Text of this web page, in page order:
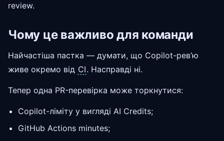
review.
Чому це важливо для команди
Найчастіша пастка — думати, що Copilot-рев’ю
живе окремо від CI. Насправді ні.
Тепер одна PR-перевірка може торкнутися:
Copilot-ліміту у вигляді AI Credits;
GitHub Actions minutes;